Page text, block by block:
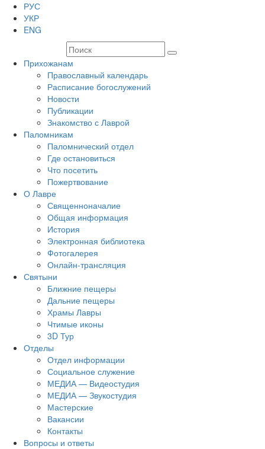
РУС
УКР
ENG
Прихожанам
Православный календарь
Расписание богослужений
Новости
Публикации
Знакомство с Лаврой
Паломникам
Паломнический отдел
Где остановиться
Что посетить
Пожертвование
О Лавре
Священноначалие
Общая информация
История
Электронная библиотека
Фотогалерея
Онлайн-трансляция
Святыни
Ближние пещеры
Дальние пещеры
Храмы Лавры
Чтимые иконы
3D Тур
Отделы
Отдел информации
Социальное служение
МЕДИА — Видеостудия
МЕДИА — Звукостудия
Мастерские
Вакансии
Контакты
Вопросы и ответы